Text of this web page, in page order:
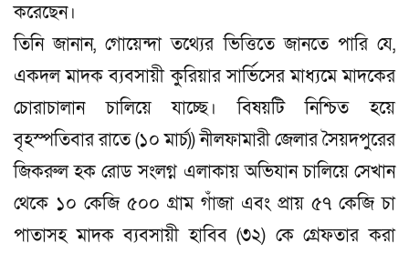
করেছেন।
তিনি জানান, গোয়েন্দা তথ্যের ভিত্তিতে জানতে পারি যে,
একদল মাদক ব্যবসায়ী কুরিয়ার সার্ভিসের মাধ্যমে মাদকের
চোরাচালান চালিয়ে যাচ্ছে। বিষয়টি নিশ্চিত হয়ে
বৃহস্পতিবার রাতে (১০ মার্চ)) নীলফামারী জেলার সৈয়দপুরের
জিকরুল হক রোড সংলগ্ন এলাকায় অভিযান চালিয়ে সেখান
থেকে ১০ কেজি ৫০০ গ্রাম গাঁজা এবং প্রায় ৫৭ কেজি চা
পাতাসহ মাদক ব্যবসায়ী হাবিব (৩২) কে গ্রেফতার করা